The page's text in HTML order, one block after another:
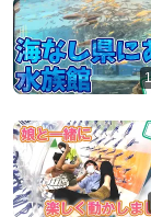
Why
(And
All About
New 1.7K